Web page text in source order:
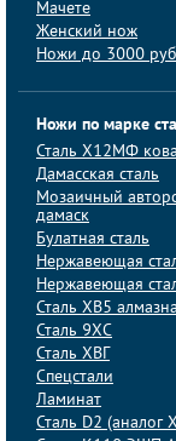
Мачете
Женский нож
Ножи до 3000
Ножи по марке
Сталь Х12МФ
Дамасская сталь
Мозаичный
дамаск
Булатная сталь
Нержавеющая
Нержавеющая
Сталь ХВ5
Сталь 9ХС
Сталь ХВГ
Спецстали
Ламинат
Сталь D2 (аналог